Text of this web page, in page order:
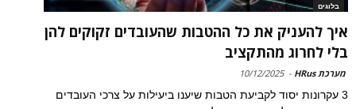
בלוגים
איך להעניק את כל ההטבות שהעובדים זקוקים להן
בלי לחרוג מהתקציב
מערכת HRus -
10/12/2025
3 עקרונות יסוד לקביעת הטבות שיענו ביעילות על צרכי העובדים